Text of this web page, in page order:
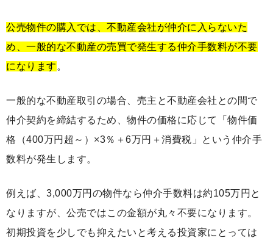
公売物件の購入では、不動産会社が仲介に入らないた
め、一般的な不動産の売買で発生する仲介手数料が不要
になります 。
一般的な不動産取引の場合、売主と不動産会社との間で
仲介契約を締結するため、物件の価格に応じて「物件価
格（400万円超～）×3％＋6万円＋消費税」という仲介手
数料が発生します。
例えば、3,000万円の物件なら仲介手数料は約105万円と
なりますが、公売ではこの金額が丸々不要になります。
初期投資を少しでも抑えたいと考える投資家にとっては